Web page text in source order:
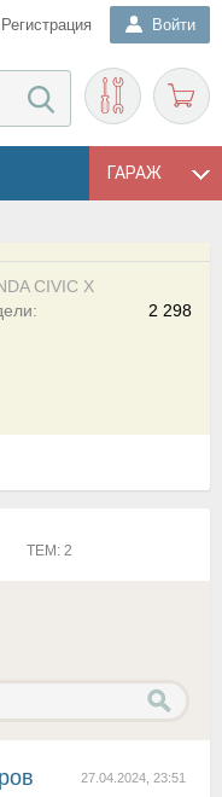
Регистрация Войти
ГАРАЖ
CIVIC X
2 298
ТЕМ: 2
27.04.2024, 23:51